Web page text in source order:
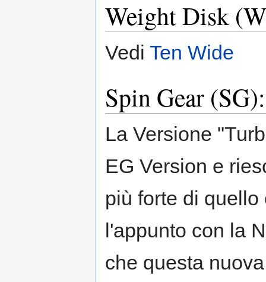
Weight Disk
Vedi Ten Wide
Spin Gear
La Versione
EG Version e
più forte di
l'appunto con la
che questa